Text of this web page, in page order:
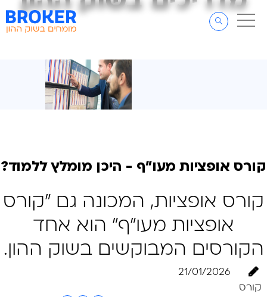
דלג לסרגל הניווט
דלג לתוכן
קורס אופציות מעו"ף - היכן מומלץ ללמוד?
קורס אופציות, המכונה גם "קורס
אופציות מעו"ף" הוא אחד
הקורסים המבוקשים בשוק ההון.
קורס
21/01/2026